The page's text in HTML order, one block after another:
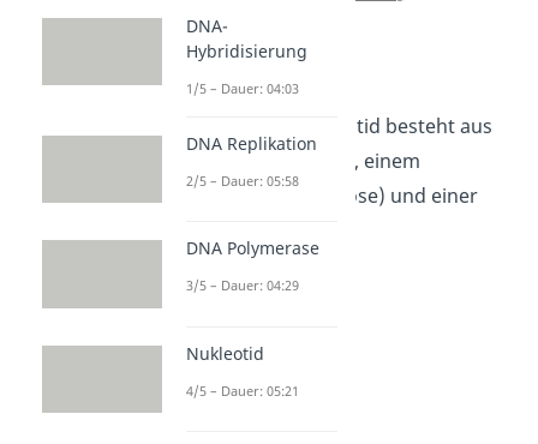
Bestandteile
Ein einzelnes Nukleotid besteht aus
einem Phosphatrest, einem
Zuckermolekül (Ribose) und einer
DNA-
Hybridisierung
1/5 – Dauer: 04:03
DNA Replikation
2/5 – Dauer: 05:58
DNA Polymerase
3/5 – Dauer: 04:29
Nukleotid
4/5 – Dauer: 05:21